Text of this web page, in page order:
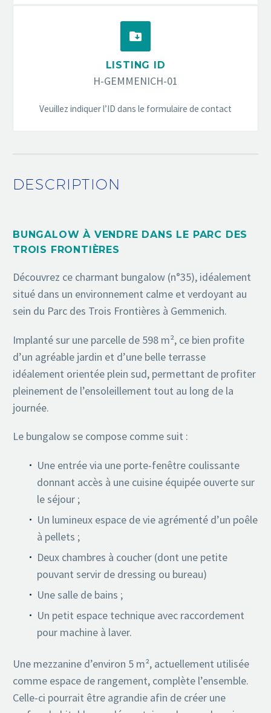


LISTING ID
H-GEMMENICH-01
Veuillez indiquer l’ID dans le formulaire de contact
DESCRIPTION
BUNGALOW À VENDRE DANS LE PARC DES
TROIS FRONTIÈRES
Découvrez ce charmant bungalow (n°35), idéalement
situé dans un environnement calme et verdoyant au
sein du Parc des Trois Frontières à Gemmenich.
Implanté sur une parcelle de 598 m², ce bien profite
d’un agréable jardin et d’une belle terrasse
idéalement orientée plein sud, permettant de profiter
pleinement de l’ensoleillement tout au long de la
journée.
Le bungalow se compose comme suit :
Une entrée via une porte-fenêtre coulissante
donnant accès à une cuisine équipée ouverte sur
le séjour ;
Un lumineux espace de vie agrémenté d’un poêle
à pellets ;
Deux chambres à coucher (dont une petite
pouvant servir de dressing ou bureau)
Une salle de bains ;
Un petit espace technique avec raccordement
pour machine à laver.
Une mezzanine d’environ 5 m², actuellement utilisée
comme espace de rangement, complète l’ensemble.
Celle-ci pourrait être agrandie afin de créer une